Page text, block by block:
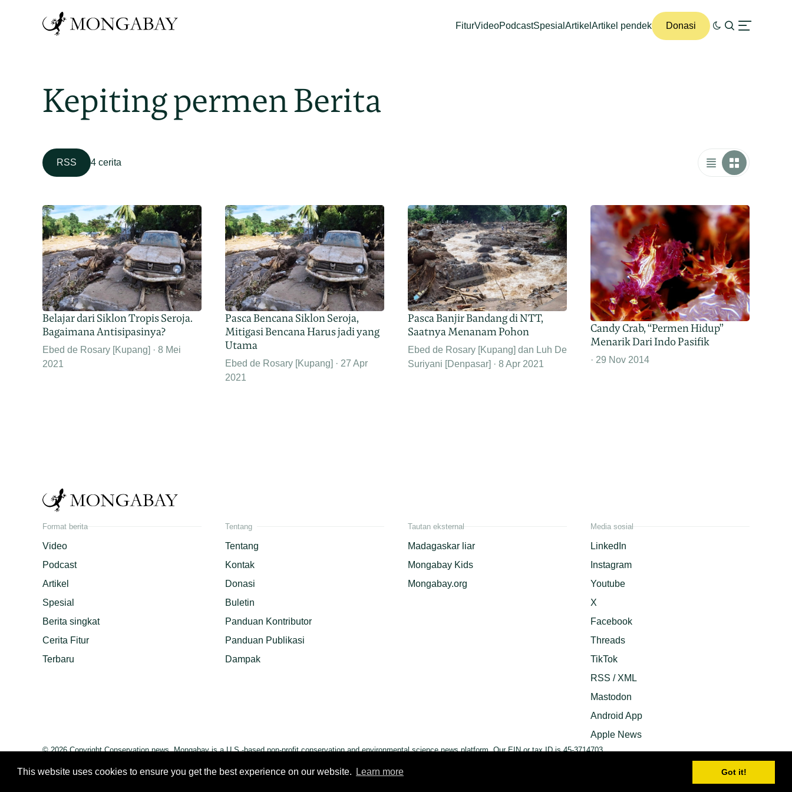
This website uses cookies to ensure you get the best experience on our website. Learn more Got it!
FiturVideoPodcastSpesial Artikel Artikel pendek Donasi
Kepiting permen Berita
RSS 4 cerita
Belajar dari Siklon Tropis Seroja.
Bagaimana Antisipasinya?
Ebed de Rosary [Kupang]
8 Mei
2021
Pasca Bencana Siklon Seroja,
Mitigasi Bencana Harus jadi yang
Utama
Ebed de Rosary [Kupang]
27 Apr
2021
Pasca Banjir Bandang di NTT,
Saatnya Menanam Pohon
Ebed de Rosary [Kupang] dan Luh De
Suriyani [Denpasar]
8 Apr 2021
Candy Crab, “Permen Hidup”
Menarik Dari Indo Pasifik
29 Nov 2014
Format berita
Video
Podcast
Artikel
Spesial
Berita singkat
Cerita Fitur
Terbaru
Tentang
Tentang
Kontak
Donasi
Buletin
Panduan Kontributor
Panduan Publikasi
Dampak
Tautan eksternal
Madagaskar liar
Mongabay Kids
Mongabay.org
Media sosial
LinkedIn
Instagram
Youtube
X
Facebook
Threads
TikTok
RSS / XML
Mastodon
Android App
Apple News
© 2026 Copyright Conservation news. Mongabay is a U.S.-based non-profit conservation and environmental science news platform. Our EIN or tax ID is 45-3714703.